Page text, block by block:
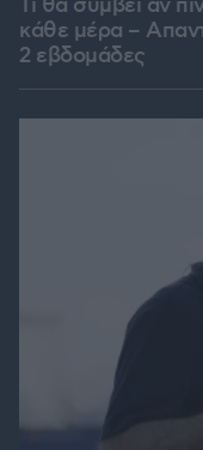
Τι θα συμβεί αν
κάθε μέρα –
2 εβδομάδες